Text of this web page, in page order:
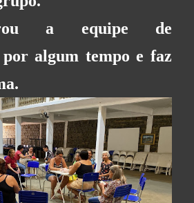
a equipe de
por algum tempo e faz